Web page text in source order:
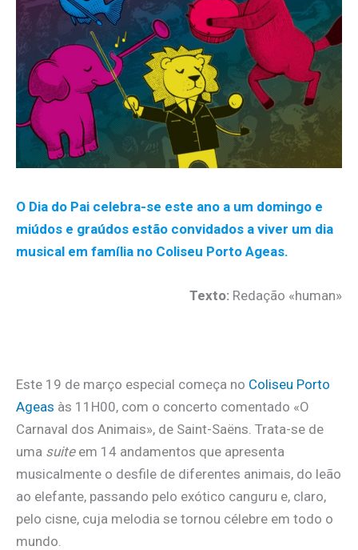
O Dia do Pai celebra-se este ano a um domingo e
miúdos e graúdos estão convidados a viver um dia
musical em família no Coliseu Porto Ageas.
Texto: Redação «human»
Este 19 de março especial começa no Coliseu Porto
Ageas às 11H00, com o concerto comentado «O
Carnaval dos Animais», de Saint-Saëns. Trata-se de
uma suite em 14 andamentos que apresenta
musicalmente o desfile de diferentes animais, do leão
ao elefante, passando pelo exótico canguru e, claro,
pelo cisne, cuja melodia se tornou célebre em todo o
mundo.